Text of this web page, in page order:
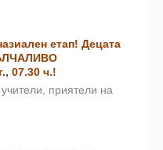
етап! Децата
07.30 ч.!
приятели на